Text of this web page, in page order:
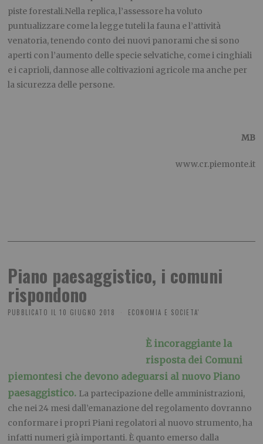
piste forestali.Nella replica, l’assessore ha voluto
puntualizzare come la legge tuteli la fauna e l’attività
venatoria, tenendo conto dei nuovi panorami che si sono
aperti con l’aumento delle specie selvatiche, come i cinghiali
e i caprioli, dannose alle coltivazioni agricole ma anche per
la sicurezza delle persone.
MB
www.cr.piemonte.it
Piano paesaggistico, i comuni
rispondono
PUBBLICATO IL 10 GIUGNO 2018 ECONOMIA E SOCIETA'
È incoraggiante la
risposta dei Comuni
piemontesi che devono adeguarsi al nuovo Piano
paesaggistico. La partecipazione delle amministrazioni,
che nei 24 mesi dall’emanazione del regolamento dovranno
conformare i propri Piani regolatori al nuovo strumento, ha
infatti numeri già importanti. È quanto emerso dalla